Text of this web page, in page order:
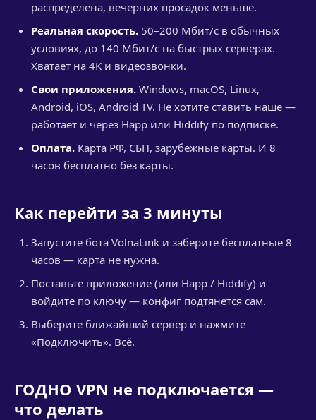
распределена, вечерних просадок меньше.
Реальная скорость. 50–200 Мбит/с в обычных
условиях, до 140 Мбит/с на быстрых серверах.
Хватает на 4K и видеозвонки.
Свои приложения. Windows, macOS, Linux,
Android, iOS, Android TV. Не хотите ставить наше —
работает и через Happ или Hiddify по подписке.
Оплата. Карта РФ, СБП, зарубежные карты. И 8
часов бесплатно без карты.
Как перейти за 3 минуты
Запустите бота VolnaLink и заберите бесплатные 8
часов — карта не нужна.
Поставьте приложение (или Happ / Hiddify) и
войдите по ключу — конфиг подтянется сам.
Выберите ближайший сервер и нажмите
«Подключить». Всё.
ГОДНО VPN не подключается —
что делать